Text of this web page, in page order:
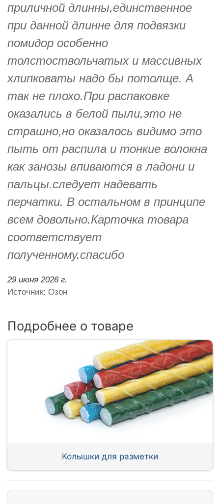
приличной длинны,единственное
при данной длинне для подвязки
помидор особенно
толстоствольчатых и массивных
хлипковаты надо бы потолще. А
так не плохо.При распаковке
оказались в белой пыли,это не
страшно,но оказалось видимо это
пыть от распила и тонкие волокна
как занозы впиваются в ладони и
пальцы.следует надевать
перчатки. В остальном в принципе
всем довольно.Карточка товара
соответствует
полученному.спасибо
29 июня 2026 г.
Источник: Озон
Подробнее о товаре
Колышки для разметки